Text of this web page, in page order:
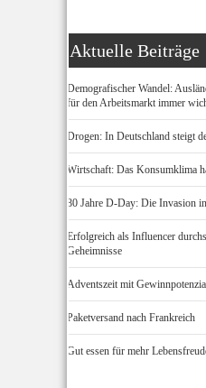
Aktuelle Beiträge
Demografischer Wandel:
für den Arbeitsmarkt immer
Drogen: In Deutschland steigt
Wirtschaft: Das Konsumklima
80 Jahre D-Day: Die Invasion
Erfolgreich als Influencer
Geheimnisse
Adventszeit mit
Paketversand nach Frankreich
Gut essen für mehr